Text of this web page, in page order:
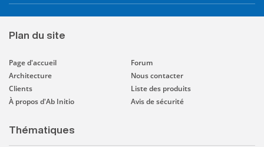
Plan du site
Page d'accueil
Architecture
Clients
À propos d'Ab Initio
Forum
Nous contacter
Liste des produits
Avis de sécurité
Thématiques